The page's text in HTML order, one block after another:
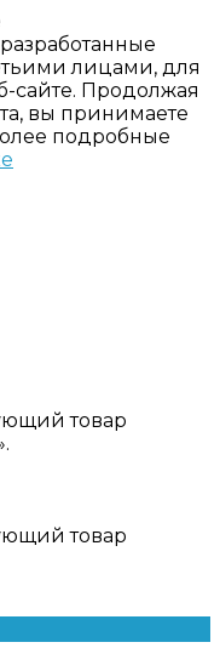
лицами, для
сайте. Продолжая
вы принимаете
подробные
товар
товар